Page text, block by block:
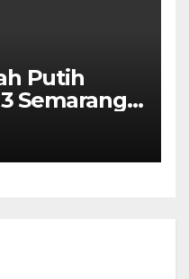
Putih
Semarang,
Desa
RI